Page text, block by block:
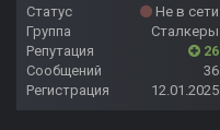
Статус
Не в сети
Группа
Сталкеры
Репутация
26
Сообщений
36
Регистрация
12.01.2025